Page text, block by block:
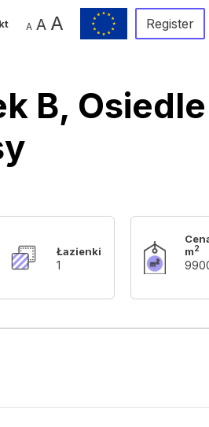
A A A Register
B, Osiedle
Łazienki
1
m2